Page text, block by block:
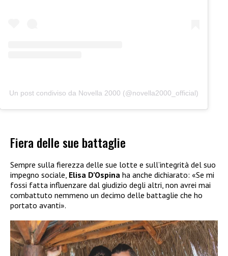
Un post condiviso da Novella 2000 (@novella2000_official)
Fiera delle sue battaglie
Sempre sulla fierezza delle sue lotte e sull’integrità del suo
impegno sociale, Elisa D’Ospina ha anche dichiarato: «Se mi
fossi fatta influenzare dal giudizio degli altri, non avrei mai
combattuto nemmeno un decimo delle battaglie che ho
portato avanti».